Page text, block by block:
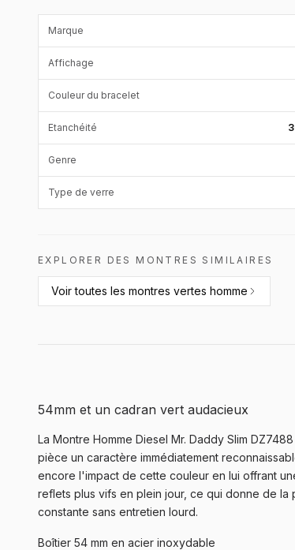
Marque
Affichage
Couleur du bracelet
Etanchéité
Genre
Type de verre
EXPLORER DES MONTRES SIMILAIRES
Voir toutes les montres vertes homme
54mm et un cadran vert audacieux
La Montre Homme Diesel Mr. Daddy Slim
pièce un caractère immédiatement
encore l'impact de cette couleur en lui offrant
reflets plus vifs en plein jour, ce qui donne de
constante sans entretien lourd.
Boîtier 54 mm en acier inoxydable